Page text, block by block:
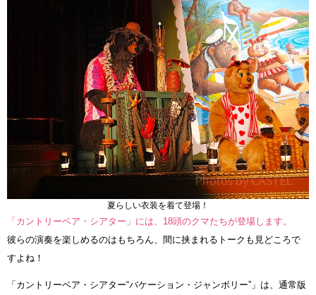
夏らしい衣装を着て登場！
「カントリーベア・シアター」には、18頭のクマたちが登場します。
彼らの演奏を楽しめるのはもちろん、間に挟まれるトークも見どころで
すよね！
「カントリーベア・シアター“バケーション・ジャンボリー”」は、通常版